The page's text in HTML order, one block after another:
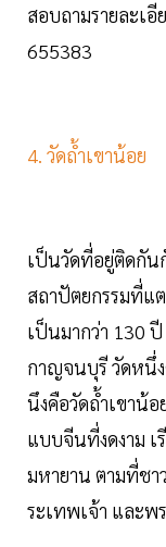
สอบถามรายละเ
655383
4. วัดถ้ำเขาน้อย
เป็นวัดที่อยู่ติดกัน
สถาปัตยกรรมที่แ
เป็นมากว่า 130
กาญจนบุรี วัดหนึ่ง
นึงคือวัดถ้ำเขาน้
แบบจีนที่งดงาม เ
มหายาน ตามที่ชา
ระเทพเจ้า และพ